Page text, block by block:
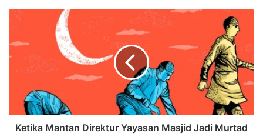
Ketika Mantan Direktur Yayasan Masjid Jadi Murtad